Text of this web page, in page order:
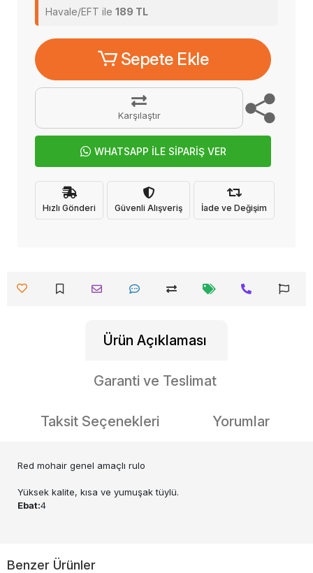
Havale/EFT ile 189 TL
Sepete Ekle
Karşılaştır
WHATSAPP İLE SİPARİŞ VER
Hızlı Gönderi Güvenli Alışveriş İade ve Değişim
Ürün Açıklaması
Garanti ve Teslimat
Taksit Seçenekleri Yorumlar
Red mohair genel amaçlı rulo
Yüksek kalite, kısa ve yumuşak tüylü.
Ebat:4
Benzer Ürünler